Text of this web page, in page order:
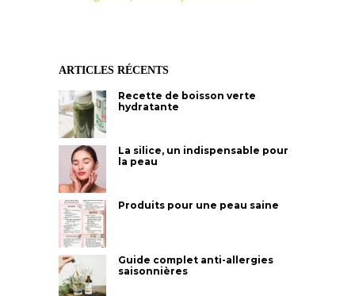
ARTICLES RÉCENTS
Recette de boisson verte
hydratante
La silice, un indispensable pour
la peau
Produits pour une peau saine
Guide complet anti-allergies
saisonnières